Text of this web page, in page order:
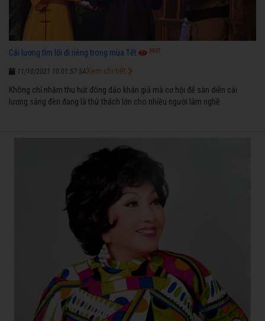
Cải lương tìm lối đi riêng trong mùa Tết 3937
11/10/2021 10:01:57 SA
Không chỉ nhằm thu hút đông đảo khán giả mà cơ hội để sàn diễn cải
lương sáng đèn đang là thử thách lớn cho nhiều người làm nghề
Xem chi tiết